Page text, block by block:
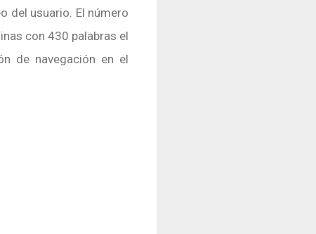
del usuario. El número
con 430 palabras el
de navegación en el